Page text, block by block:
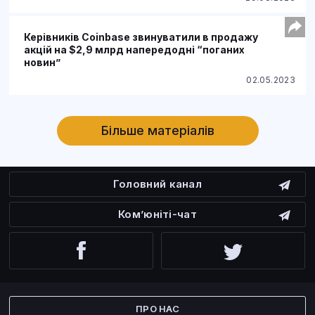
Керівників Coinbase звинуватили в продажу
акцій на $2,9 млрд напередодні “поганих
новин”
02.05.2023
Більше матеріалів
Головний канал
Ком’юніті-чат
ПРО НАС